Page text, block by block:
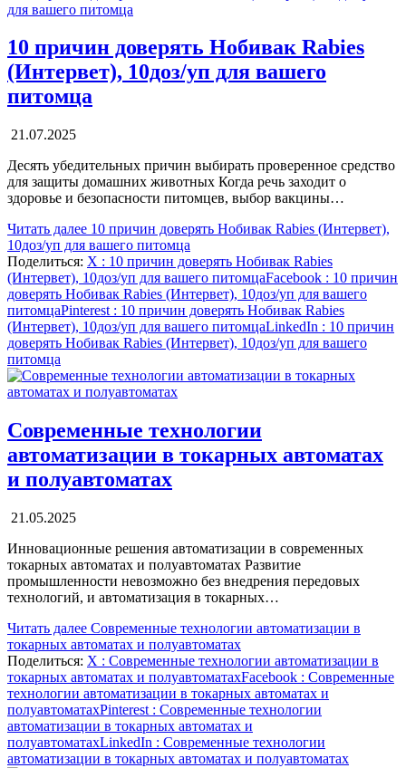
10 причин доверять Нобивак Rabies
(Интервет), 10доз/уп для вашего
питомца
21.07.2025
Десять убедительных причин выбирать проверенное средство
для защиты домашних животных Когда речь заходит о
здоровье и безопасности питомцев, выбор вакцины…
Читать далее 10 причин доверять Нобивак Rabies (Интервет),
10доз/уп для вашего питомца
Поделиться: X : 10 причин доверять Нобивак Rabies
(Интервет), 10доз/уп для вашего питомцаFacebook : 10 причин
доверять Нобивак Rabies (Интервет), 10доз/уп для вашего
питомцаPinterest : 10 причин доверять Нобивак Rabies
(Интервет), 10доз/уп для вашего питомцаLinkedIn : 10 причин
доверять Нобивак Rabies (Интервет), 10доз/уп для вашего
питомца
Современные технологии
автоматизации в токарных автоматах
и полуавтоматах
21.05.2025
Инновационные решения автоматизации в современных
токарных автоматах и полуавтоматах Развитие
промышленности невозможно без внедрения передовых
технологий, и автоматизация в токарных…
Читать далее Современные технологии автоматизации в
токарных автоматах и полуавтоматах
Поделиться: X : Современные технологии автоматизации в
токарных автоматах и полуавтоматахFacebook : Современные
технологии автоматизации в токарных автоматах и
полуавтоматахPinterest : Современные технологии
автоматизации в токарных автоматах и
полуавтоматахLinkedIn : Современные технологии
автоматизации в токарных автоматах и полуавтоматах